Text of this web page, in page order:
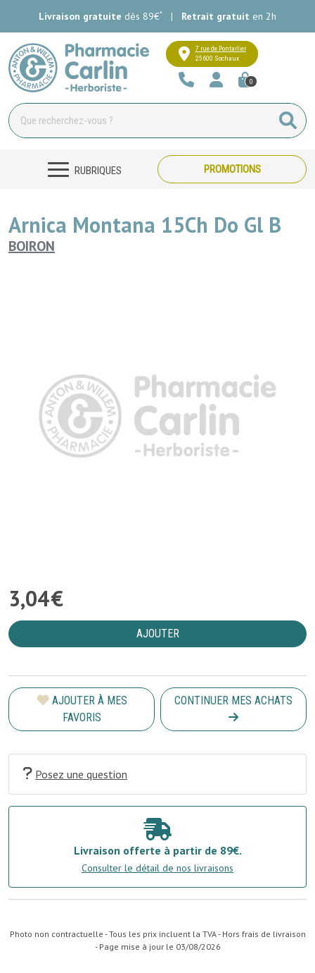
Livraison gratuite dès 89€* | Retrait gratuit en 2h
Pharmacie Carlin Votre
7 rue de Pontarlier
25600 Sochaux
0
RUBRIQUES PROMOTIONS
Arnica Montana 15Ch Do Gl B
BOIRON
3,04€
AJOUTER
AJOUTER À MES
FAVORIS
CONTINUER MES ACHATS
Posez une question
Livraison offerte à partir de 89€.
Consulter le détail de nos livraisons
Photo non contractuelle - Tous les prix incluent la TVA - Hors frais de livraison
- Page mise à jour le 03/08/2026